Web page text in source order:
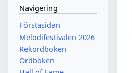
Navigering
Förstasidan
Melodifestivalen 2026
Rekordboken
Ordboken